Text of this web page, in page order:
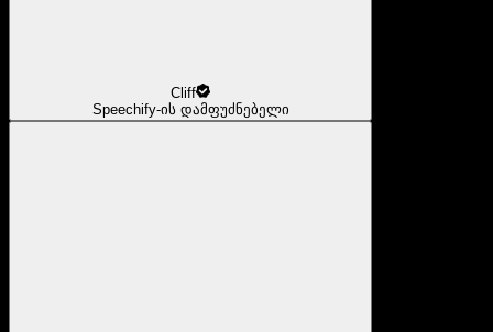
Cliff
Speechify-ის დამფუძნებელი